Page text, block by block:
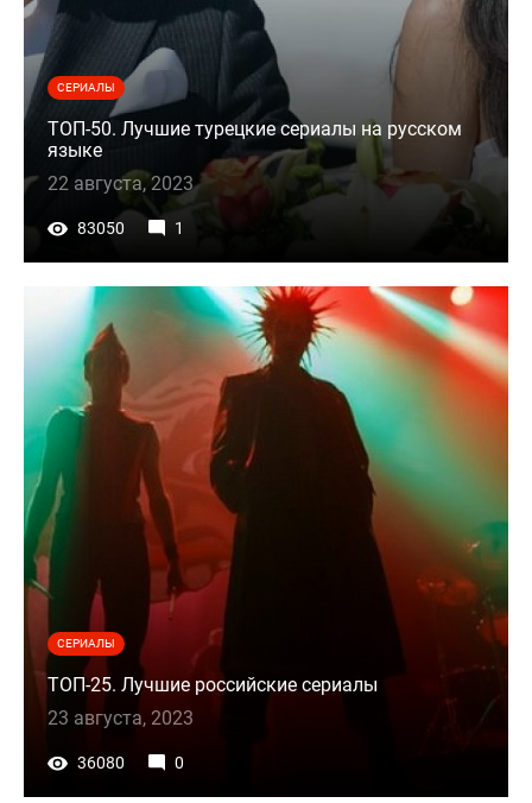
СЕРИАЛЫ
ТОП-50. Лучшие турецкие сериалы на русском
языке
22 августа, 2023
83050 1
СЕРИАЛЫ
ТОП-25. Лучшие российские сериалы
23 августа, 2023
36080 0